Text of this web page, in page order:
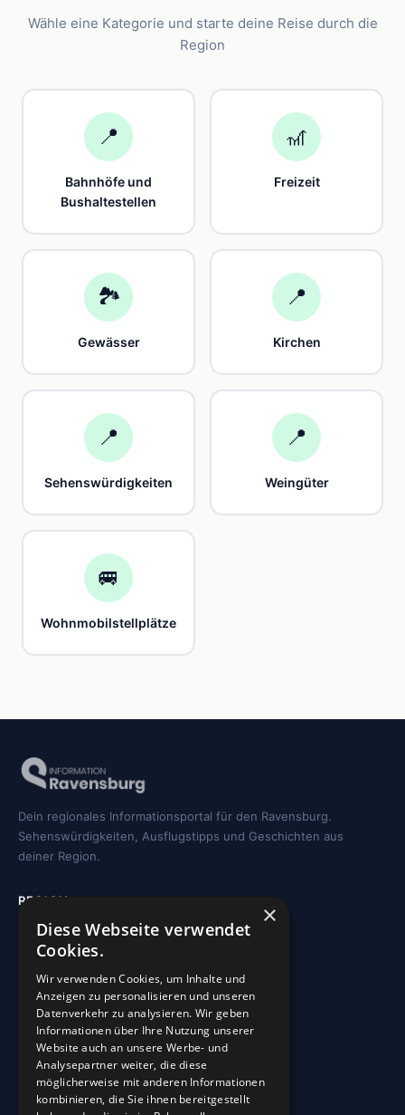
Wähle eine Kategorie und starte deine Reise durch die
Region
📍
Bahnhöfe und
Bushaltestellen
🎢
Freizeit
🏞️
Gewässer
📍
Kirchen
📍
Sehenswürdigkeiten
📍
Weingüter
🚐
Wohnmobilstellplätze
Dein regionales Informationsportal für den Ravensburg.
Sehenswürdigkeiten, Ausflugstipps und Geschichten aus
deiner Region.
REGION
Freizeit
Sehenswürdigkeiten
Kirchen
Gewässer
Wohnmobilstellplätze
INFO
×
Diese Webseite verwendet
Cookies.
Wir verwenden Cookies, um Inhalte und
Anzeigen zu personalisieren und unseren
Datenverkehr zu analysieren. Wir geben
Informationen über Ihre Nutzung unserer
Website auch an unsere Werbe- und
Analysepartner weiter, die diese
möglicherweise mit anderen Informationen
kombinieren, die Sie ihnen bereitgestellt